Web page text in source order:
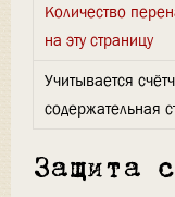
Количество
на эту страницу
Учитывается
содержательная
Защита